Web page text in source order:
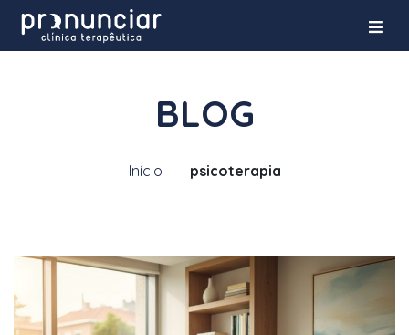
BLOG
Início psicoterapia